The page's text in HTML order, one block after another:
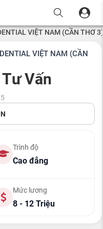
VIỆT NAM (CẦN THƠ 3)
VIỆT NAM (CẦN
Vấn
Trình độ
Cao đẳng
Mức lương
8 - 12 Triệu